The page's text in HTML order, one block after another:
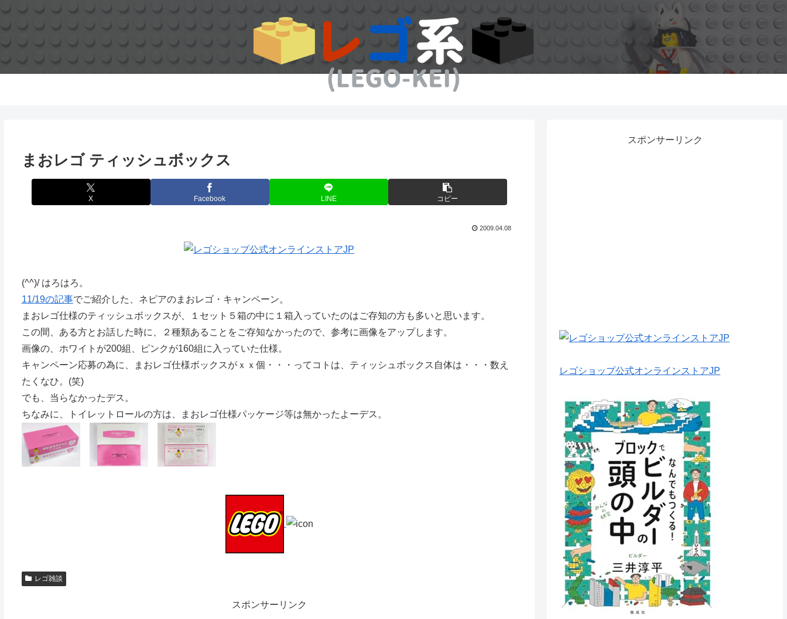
まおレゴ ティッシュボックス
X Facebook LINE コピー
2009.04.08
(^^)/ はろはろ。
11/19の記事でご紹介した、ネピアのまおレゴ・キャンペーン。
まおレゴ仕様のティッシュボックスが、１セット５箱の中に１箱入っていたのはご存知の方も多いと思います。
この間、ある方とお話した時に、２種類あることをご存知なかったので、参考に画像をアップします。
画像の、ホワイトが200組、ピンクが160組に入っていた仕様。
キャンペーン応募の為に、まおレゴ仕様ボックスがｘｘ個・・・ってコトは、ティッシュボックス自体は・・・数え
たくなひ。(笑)
でも、当らなかったデス。
ちなみに、トイレットロールの方は、まおレゴ仕様パッケージ等は無かったよーデス。
レゴ雑談
スポンサーリンク
スポンサーリンク
レゴショップ公式オンラインストアJP